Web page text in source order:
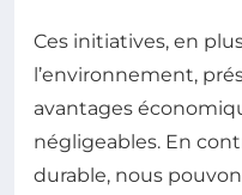
Ces initiatives, en
l’environnement,
avantages
négligeables. En
durable, nous